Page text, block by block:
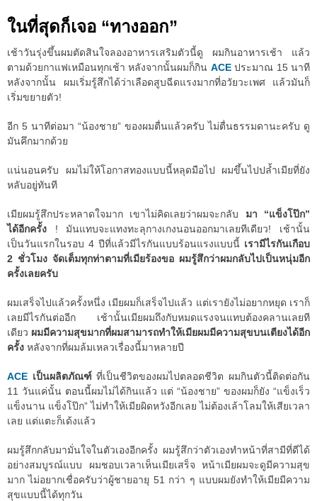
ในที่สุดก็เจอ “ทางออก”
เช้าวันรุ่งขึ้นผมตัดสินใจลองอาหารเสริมตัวนี้ดู ผมกินอาหารเช้า แล้ว
ตามด้วยกาแฟเหมือนทุกเช้า หลังจากนั้นผมก็กิน ACEประมาณ 15 นาที
หลังจากนั้น ผมเริ่มรู้สึกได้ว่าเลือดสูบฉีดแรงมากที่อวัยวะเพศ แล้วมันก็
เริ่มขยายตัว!
อีก 5 นาทีต่อมา “น้องชาย” ของผมตื่นแล้วครับ ไม่ตื่นธรรมดานะครับ ดู
มันคึกมากด้วย
แน่นอนครับ ผมไม่ให้โอกาสทองแบบนี้หลุดมือไป ผมขึ้นไปปล้ำเมียที่ยัง
หลับอยู่ทันที
เมียผมรู้สึกประหลาดใจมาก เขาไม่คิดเลยว่าผมจะกลับ มา “แข็งโป๊ก”
ได้อีกครั้ง ! มันแทบจะแทงทะลุกางเกงนอนออกมาเลยทีเดียว! เช้านั้น
เป็นวันแรกในรอบ 4 ปีที่แล้วมีไรกันแบบร้อนแรงแบบนี้ เรามีไรกันเกือบ
2 ชั่วโมง จัดเต็มทุกท่าตามที่เมียร้องขอ ผมรู้สึกว่าผมกลับไปเป็นหนุ่มอีก
ครั้งเลยครับ
ผมเสร็จไปแล้วครั้งหนึ่ง เมียผมก็เสร็จไปแล้ว แต่เรายังไม่อยากหยุด เราก็
เลยมีไรกันต่ออีก เช้านั้นเมียผมถึงกับหมดแรงจนแทบต้องคลานเลยที
เดียว ผมมีความสุขมากที่ผมสามารถทำให้เมียผมมีความสุขบนเตียงได้อีก
ครั้ง หลังจากที่ผมล้มเหลวเรื่องนี้มาหลายปี
ACE เป็นผลิตภัณฑ์ที่เป็นชีวิตของผมไปตลอดชีวิต ผมกินตัวนี้ติดต่อกัน
11 วันแค่นั้น ตอนนี้ผมไม่ได้กินแล้ว แต่ “น้องชาย” ของผมก็ยัง “แข็งเร็ว
แข็งนาน แข็งโป๊ก” ไม่ทำให้เมียผิดหวังอีกเลย ไม่ต้องเล้าโลมให้เสียเวลา
เลย แต่แตะก็เด้งแล้ว
ผมรู้สึกกลับมามั่นใจในตัวเองอีกครั้ง ผมรู้สึกว่าตัวเองทำหน้าที่สามีที่ดีได้
อย่างสมบูรณ์แบบ ผมชอบเวลาเห็นเมียเสร็จ หน้าเมียผมจะดูมีความสุข
มาก ไม่อยากเชื่อครับว่าผู้ชายอายุ 51 กว่า ๆ แบบผมยังทำให้เมียมีความ
สุขแบบนี้ได้ทุกวัน